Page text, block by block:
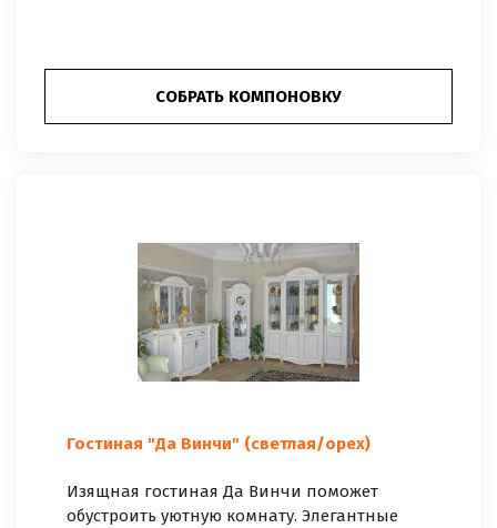
СОБРАТЬ КОМПОНОВКУ
Гостиная "Да Винчи" (светлая/орех)
Изящная гостиная Да Винчи поможет
обустроить уютную комнату. Элегантные